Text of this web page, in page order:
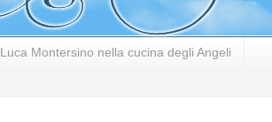
Luca Montersino nella cucina degli Angeli